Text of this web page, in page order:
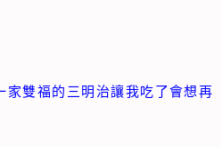
家雙福的三明治讓我吃了會想再